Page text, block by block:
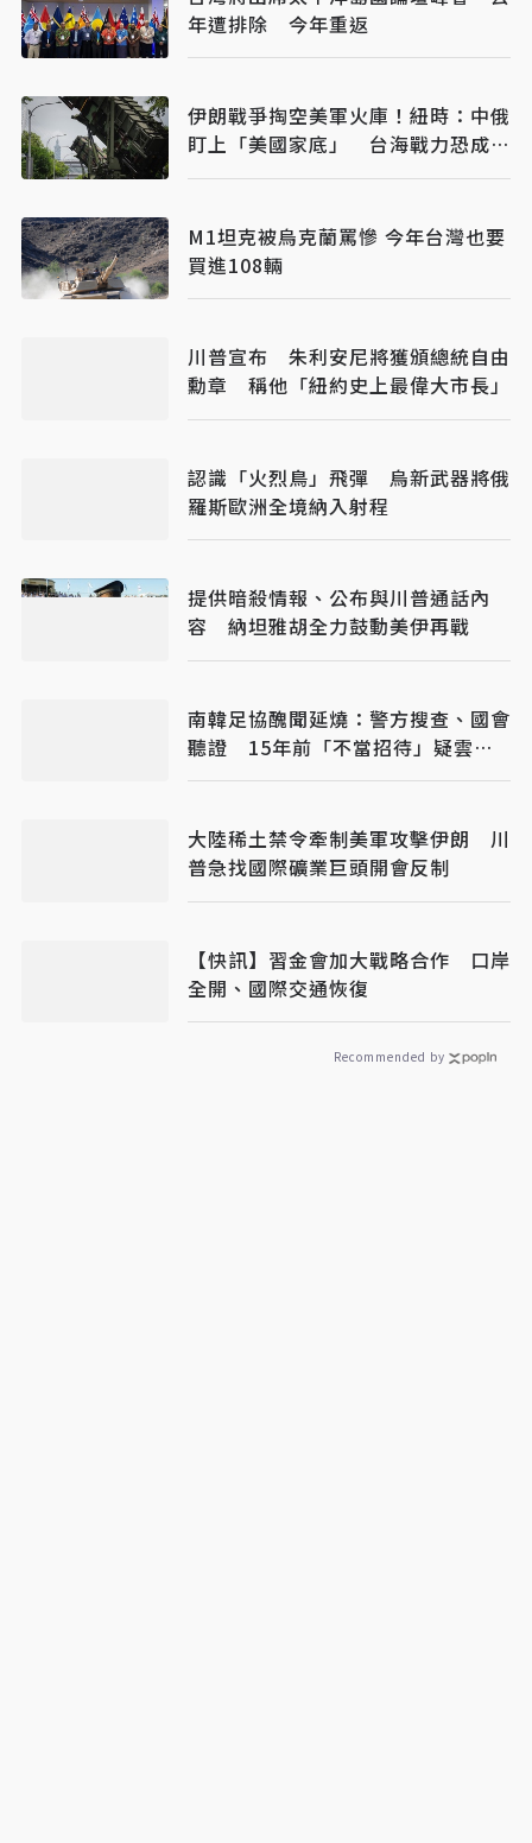
年遭排除 今年重返
伊朗戰爭掏空美軍火庫！紐時：中俄
盯上「美國家底」 台海戰力恐成最
大受害者
M1坦克被烏克蘭罵慘 今年台灣也要
買進108輛
川普宣布 朱利安尼將獲頒總統自由
勳章 稱他「紐約史上最偉大市長」
認識「火烈鳥」飛彈 烏新武器將俄
羅斯歐洲全境納入射程
提供暗殺情報、公布與川普通話內
容 納坦雅胡全力鼓動美伊再戰
南韓足協醜聞延燒：警方搜查、國會
聽證 15年前「不當招待」疑雲重
見天日
大陸稀土禁令牽制美軍攻擊伊朗 川
普急找國際礦業巨頭開會反制
【快訊】習金會加大戰略合作 口岸
全開、國際交通恢復
Recommended by